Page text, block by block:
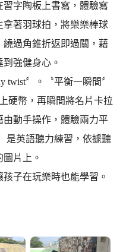
字陶板上書寫，體驗寫
著羽球拍，將樂樂棒球
過角錐折返即過關，藉
強健身心。
twist〞。〝平衡一瞬間〞
硬幣，再瞬間將名片卡拉
動手操作，體驗兩力平
是英語聽力練習，依據聽
片上。
子在玩樂時也能學習。